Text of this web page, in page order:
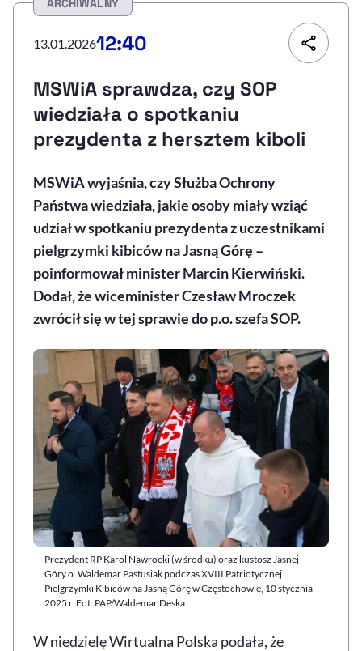
Sprawdź, jak i dlaczego zwiększamy dostępność , otwiera się w nowym
Deklaracja dostępności, otwiera się w nowym oknie
Zgłoś problem
, otwiera się w
ARCHIWALNY
13.01.202612:40
MSWiA sprawdza, czy SOP
wiedziała o spotkaniu
prezydenta z hersztem kiboli
MSWiA wyjaśnia, czy Służba Ochrony
Państwa wiedziała, jakie osoby miały wziąć
udział w spotkaniu prezydenta z uczestnikami
pielgrzymki kibiców na Jasną Górę –
poinformował minister Marcin Kierwiński.
Dodał, że wiceminister Czesław Mroczek
zwrócił się w tej sprawie do p.o. szefa SOP.
Prezydent RP Karol Nawrocki (w środku) oraz kustosz Jasnej
Góry o. Waldemar Pastusiak podczas XVIII Patriotycznej
Pielgrzymki Kibiców na Jasną Górę w Częstochowie, 10 stycznia
2025 r. Fot. PAP/Waldemar Deska
W niedzielę Wirtualna Polska podała, że